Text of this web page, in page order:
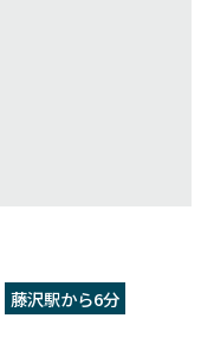
藤沢駅から6分